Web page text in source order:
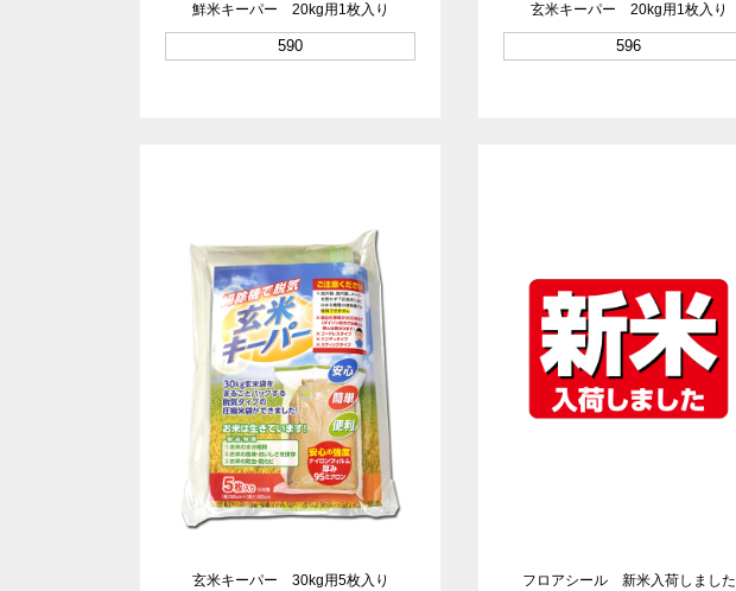
鮮米キーパー 20kg用1枚入り
590
玄米キーパー 20kg用1枚入り
596
玄米キーパー 30kg用5枚入り フロアシール 新米入荷しました